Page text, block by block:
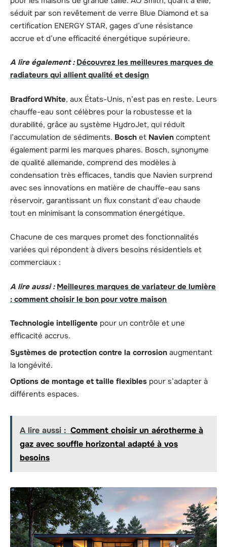
séduit par son revêtement de verre Blue Diamond et sa
certification ENERGY STAR, gages d’une résistance
accrue et d’une efficacité énergétique supérieure.
A lire également : Découvrez les meilleures marques de
radiateurs qui allient qualité et design
Bradford White, aux États-Unis, n’est pas en reste. Leurs
chauffe-eau sont célèbres pour la robustesse et la
durabilité, grâce au système HydroJet, qui réduit
l’accumulation de sédiments. Bosch et Navien comptent
également parmi les marques phares. Bosch, synonyme
de qualité allemande, comprend des modèles à
condensation très efficaces, tandis que Navien surprend
avec ses innovations en matière de chauffe-eau sans
réservoir, garantissant un flux constant d’eau chaude
tout en minimisant la consommation énergétique.
Chacune de ces marques promet des fonctionnalités
variées qui répondent à divers besoins résidentiels et
commerciaux :
A lire aussi : Meilleures marques de variateur de lumière
: comment choisir le bon pour votre maison
Technologie intelligente pour un contrôle et une
efficacité accrus.
Systèmes de protection contre la corrosion augmentant
la longévité.
Options de montage et taille flexibles pour s’adapter à
différents espaces.
A lire aussi : Comment choisir un aérotherme à
gaz avec souffle horizontal adapté à vos
besoins